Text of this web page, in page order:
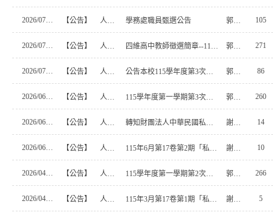
2026/07/29 【公告】 人事室 學務處職員甄選公告 郭明宏 105
2026/07/10 【公告】 人事室 四維高中教師徵選簡章--115學年度第1學期第4次教師甄選簡章 郭明宏 271
2026/07/06 【公告】 人事室 公告本校115學年度第3次教師第三階段甄選錄取名單 郭明宏 86
2026/06/18 【公告】 人事室 115學年度第一學期第3次教師甄試簡章 郭明宏 260
2026/06/12 【公告】 人事室 轉知財團法人中華民國私立學校教職員退休撫卹離職資 遣儲金管理委員會有關自主投資平台投資組合整併一事 謝沂育 14
2026/06/01 【公告】 人事室 115年6月第17卷第2期「私校退撫儲金監理會會訊」 謝沂育 10
2026/04/27 【公告】 人事室 115學年度第一學期第2次教師甄試簡章 郭明宏 266
2026/04/06 【公告】 人事室 115年3月第17卷第1期「私校退撫儲金監理會會訊」 謝沂育 5